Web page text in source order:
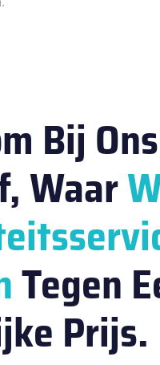
Bij Ons
Waar
Tegen
Prijs.